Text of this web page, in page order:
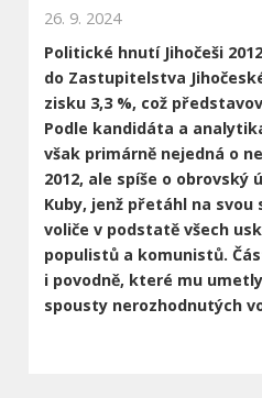
26. 9. 2024
Politické hnutí Jihočeši
do Zastupitelstva
zisku 3,3 %, což
Podle kandidáta a
však primárně nejedná o
2012, ale spíše o obrovský
Kuby, jenž přetáhl na svou
voličev podstatě všech
populistů a komunistů.
i povodně, které mu
spousty nerozhodnutých